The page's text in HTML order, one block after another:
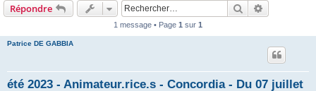
Répondre Rechercher
1 message • Page 1 sur 1
Patrice DE GABBIA
été 2023 - Animateur.rice.s - Concordia - Du 07 juillet